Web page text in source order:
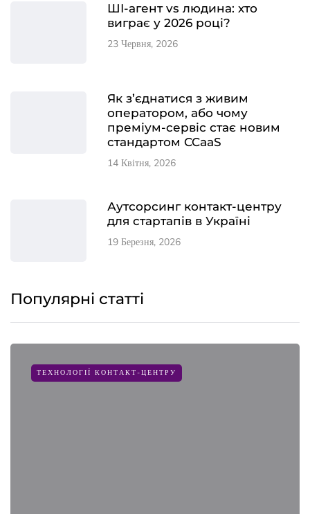
ШІ-агент vs людина: хто
виграє у 2026 році?
23 Червня, 2026
Як з’єднатися з живим
оператором, або чому
преміум-сервіс стає новим
стандартом CCaaS
14 Квітня, 2026
Аутсорсинг контакт-центру
для стартапів в Україні
19 Березня, 2026
Популярні статті
ТЕХНОЛОГІЇ КОНТАКТ-ЦЕНТРУ